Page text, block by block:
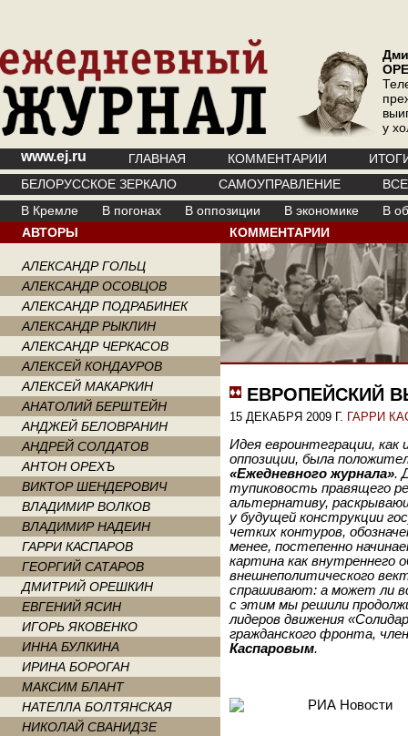
у
www.ej.ru ГЛАВНАЯ КОММЕНТАРИИ
БЕЛОРУССКОЕ ЗЕРКАЛО
САМОУПРАВЛЕНИЕ
В Кремле
В погонах В оппозиции В экономике
В
АВТОРЫ
АЛЕКСАНДР ГОЛЬЦ
АЛЕКСАНДР ОСОВЦОВ
АЛЕКСАНДР ПОДРАБИНЕК
АЛЕКСАНДР РЫКЛИН
АЛЕКСАНДР ЧЕРКАСОВ
АЛЕКСЕЙ КОНДАУРОВ
АЛЕКСЕЙ МАКАРКИН
АНАТОЛИЙ БЕРШТЕЙН
АНДЖЕЙ БЕЛОВРАНИН
АНДРЕЙ СОЛДАТОВ
АНТОН ОРЕХЪ
ВИКТОР ШЕНДЕРОВИЧ
ВЛАДИМИР ВОЛКОВ
ВЛАДИМИР НАДЕИН
ГАРРИ КАСПАРОВ
ГЕОРГИЙ САТАРОВ
ДМИТРИЙ ОРЕШКИН
ЕВГЕНИЙ ЯСИН
ИГОРЬ ЯКОВЕНКО
ИННА БУЛКИНА
ИРИНА БОРОГАН
МАКСИМ БЛАНТ
НАТЕЛЛА БОЛТЯНСКАЯ
НИКОЛАЙ СВАНИДЗЕ
КОММЕНТАРИИ
ЕВРОПЕЙСКИЙ
15 ДЕКАБРЯ 2009 Г. ГАРРИ
Идея евроинтеграции, как
оппозиции, была
«Ежедневного журнала».
тупиковость правящего
альтернативу,
у будущей конструкции
четких контуров,
менее, постепенно
картина как внутреннего
внешнеполитического
спрашивают: а может ли
с этим мы решили
лидеров движения
гражданского фронта,
Каспаровым.